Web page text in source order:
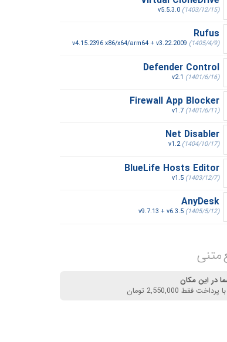
v5.5.3.0 (1403/12/15)
Rufus
v4.15.2396 x86/x64/arm64 + v3.22.2009 (1405/4/9)
Defender Control
v2.1 (1401/6/16)
Firewall App Blocker
v1.7 (1401/6/11)
Net Disabler
v1.2(1404/10/17)
BlueLife Hosts Editor
v1.5 (1403/12/7)
AnyDesk
v9.7.13 + v6.3.5 (1405/5/12)
متنی
در این مکان
فقط 2,550,000 تومان